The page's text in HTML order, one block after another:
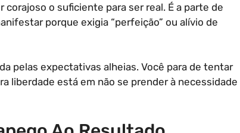
corajoso o suficiente para ser real. É a parte de
porque exigia “perfeição” ou alívio de
pelas expectativas alheias. Você para de tentar
liberdade está em não se prender à necessidade